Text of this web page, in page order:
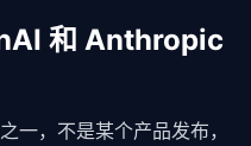
和 Anthropic
一，不是某个产品发布，